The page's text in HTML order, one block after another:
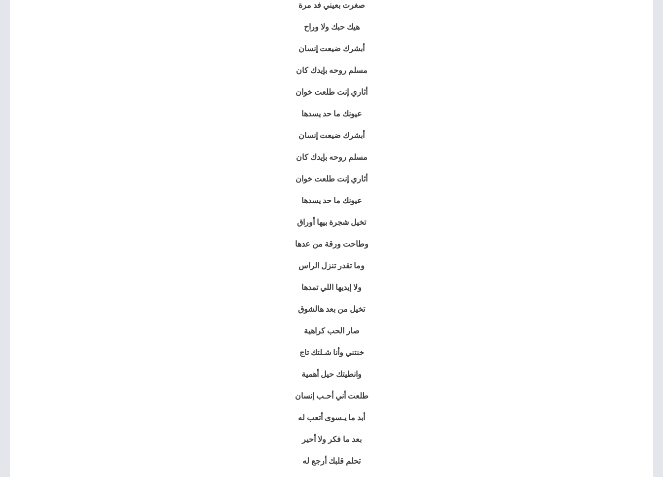
صغرت بعيني فد مرة
هيك حبك ولا وراح
أبشرك ضيعت إنسان
مسلم روحه بإيدك كان
أثاري إنت طلعت خوان
عيونك ما حد يسدها
أبشرك ضيعت إنسان
مسلم روحه بإيدك كان
أثاري إنت طلعت خوان
عيونك ما حد يسدها
تخيل شجرة بيها أوراق
وطاحت ورقة من عدها
وما تقدر تنزل الراس
ولا إيديها اللي تمدها
تخيل من بعد هالشوق
صار الحب كراهية
خنتني وأنا شـلتك تاج
وانطيتك حيل أهمية
طلعت أني أحـب إنسان
أبد ما يـسوى أتعب له
بعد ما فكر ولا أحير
تحلم قلبك أرجع له